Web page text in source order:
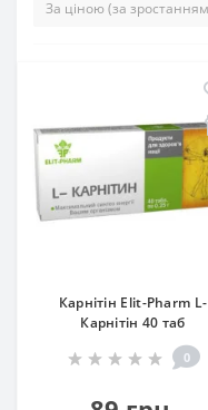
Карнітін Elit-Pharm L-
Карнітін 40 таб
0